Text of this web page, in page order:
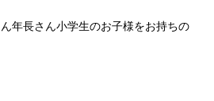
年長さん小学生のお子様をお持ちの